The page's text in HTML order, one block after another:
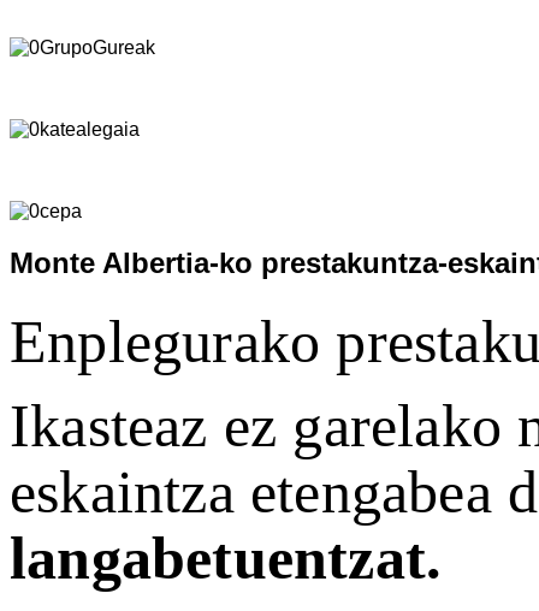
Monte Albertia-ko prestakuntza-
Enplegurako
Ikasteaz ez garelako
eskaintza etengabea
langabetuentzat.